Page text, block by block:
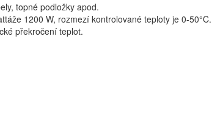
topné podložky apod.
1200 W, rozmezí kontrolované teploty je 0-
překročení teplot.